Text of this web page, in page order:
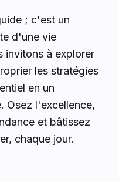
; c'est un
d'une vie
invitons à explorer
les stratégies
en un
Osez l'excellence,
et bâtissez
chaque jour.